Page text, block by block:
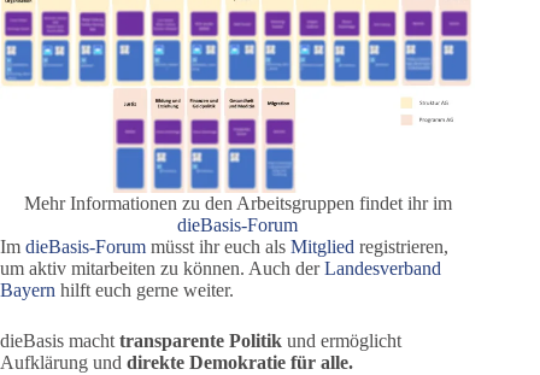
Mehr Informationen zu den Arbeitsgruppen findet ihr im
dieBasis-Forum
Im dieBasis-Forum müsst ihr euch als Mitglied registrieren,
um aktiv mitarbeiten zu können. Auch derLandesverband
Bayern hilft euch gerne weiter.
dieBasis macht transparente Politik und ermöglicht
Aufklärung und direkte Demokratie für alle.